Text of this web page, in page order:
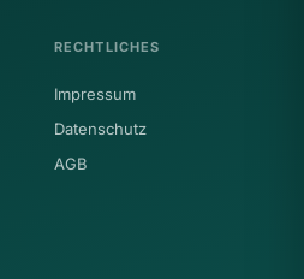
RECHTLICHES
Impressum
Datenschutz
AGB